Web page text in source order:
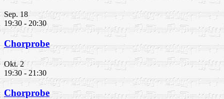
Sep.18
19:30 - 20:30
Chorprobe
Okt.2
19:30 - 21:30
Chorprobe